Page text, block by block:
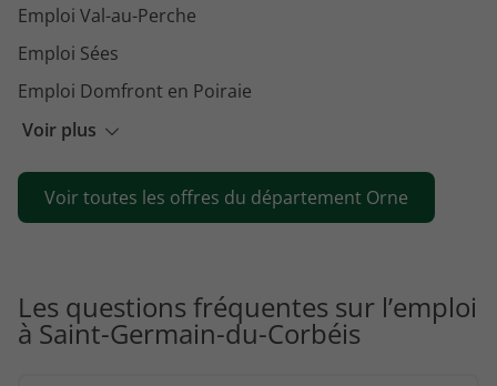
Voir plus
Emploi Val-au-Perche
Emploi Sées
Emploi Domfront en Poiraie
Emploi Tinchebray-Bocage
Emploi Athis-Val de Rouvre
Emploi Gouffern en Auge
Voir toutes les offres du département Orne
Les questions fréquentes sur l’emploi
à Saint-Germain-du-Corbéis